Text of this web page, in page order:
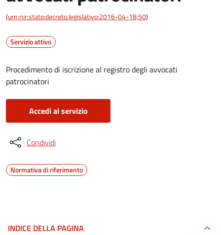
(urn:nir:stato:decreto.legislativo:2016-04-18;50)
Servizio attivo
Procedimento di iscrizione al registro degli avvocati
patrocinatori
Accedi al servizio
Condividi
Normativa di riferimento
INDICE DELLA PAGINA